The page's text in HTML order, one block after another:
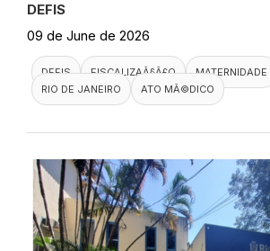
DEFIS
09 de June de 2026
DEFIS FISCALIZAÃ§Ã£O
MATERNIDADE
RIO DE JANEIRO
ATO MÃ©DICO